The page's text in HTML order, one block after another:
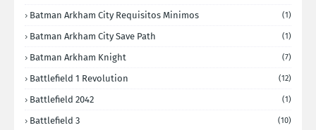
Batman Arkham City Requisitos Minimos (1)
Batman Arkham City Save Path (1)
Batman Arkham Knight (7)
Battlefield 1 Revolution (12)
Battlefield 2042 (1)
Battlefield 3 (10)